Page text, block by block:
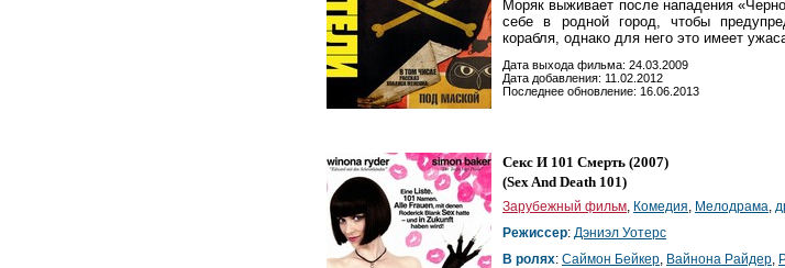
Моряк выживает после нападения
себе в родной город, чтобы
корабля, однако для него это имеет
Дата выхода фильма: 24.03.2009
Дата добавления: 11.02.2012
Последнее обновление: 16.06.2013
Секс И 101 Смерть (2007)
(Sex And Death 101)
Зарубежный фильм, Комедия, Мелодрама,
Режиссер: Дэниэл Уотерс
В ролях: Саймон Бейкер, Вайнона Райдер,